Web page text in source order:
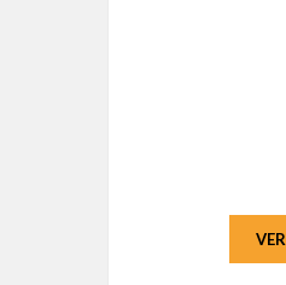
VER